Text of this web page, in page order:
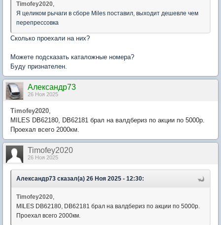
Timofey2020,
Я целиком рычаги в сборе Miles поставил, выходит дешевле чем
перепрессовка
Сколько проехали на них?
Можете подсказать каталожные номера?
Буду признателен.
Александр73
26 Ноя 2025
Timofey2020,
MILES DB62180, DB62181 брал на валдбериз по акции по 5000р.
Проехал всего 2000км.
Timofey2020
26 Ноя 2025
Александр73 сказал(а) 26 Ноя 2025 - 12:30:
Timofey2020,
MILES DB62180, DB62181 брал на валдбериз по акции по 5000р.
Проехал всего 2000км.